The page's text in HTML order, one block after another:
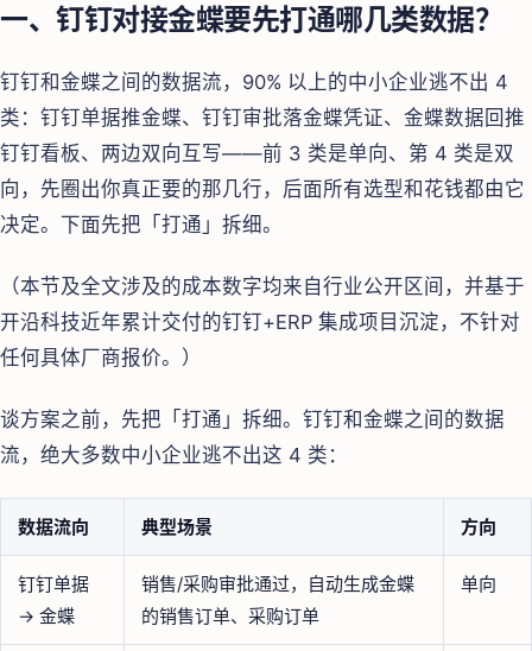
一、钉钉对接金蝶要先打通哪几类数据？
钉钉和金蝶之间的数据流，90% 以上的中小企业逃不出 4
类：钉钉单据推金蝶、钉钉审批落金蝶凭证、金蝶数据回推
钉钉看板、两边双向互写——前 3 类是单向、第 4 类是双
向，先圈出你真正要的那几行，后面所有选型和花钱都由它
决定。下面先把「打通」拆细。
（本节及全文涉及的成本数字均来自行业公开区间，并基于
开沿科技近年累计交付的钉钉+ERP 集成项目沉淀，不针对
任何具体厂商报价。）
谈方案之前，先把「打通」拆细。钉钉和金蝶之间的数据
流，绝大多数中小企业逃不出这 4 类：
数据流向 典型场景 方向
钉钉单据
→ 金蝶
销售/采购审批通过，自动生成金蝶
的销售订单、采购订单
单向